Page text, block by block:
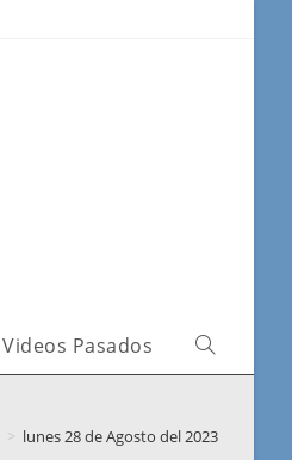
Videos Pasados
> lunes 28 de Agosto del 2023